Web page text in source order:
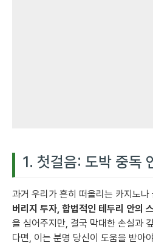
1. 첫걸음: 도박 중독
과거 우리가 흔히 떠올리는 카지노
버리지 투자, 합법적인 테두리 안의
을 심어주지만, 결국 막대한 손실과
다면, 이는 분명 당신이 도움을 받아